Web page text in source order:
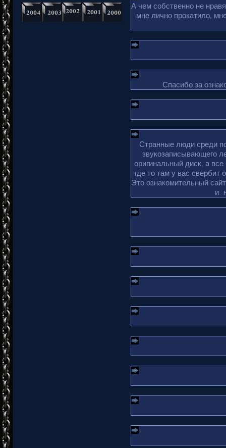
А чем собственно не
мне лично прокатило,
Спасибо за
Странные люди среди
звукозаписывающего
оригинальный диск, а
где то там у вас свербит
Это ознакомительный
и